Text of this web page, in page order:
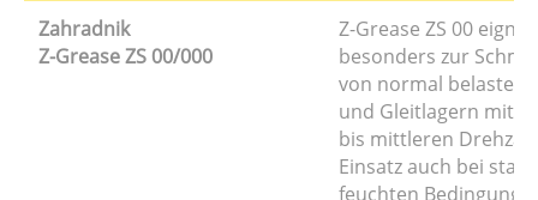
Zahradnik
Z-Grease ZS 00/000
Z-Grease ZS 00
besonders zur
von normal
und Gleitlagern mit
bis mittleren
Einsatz auch bei
feuchten